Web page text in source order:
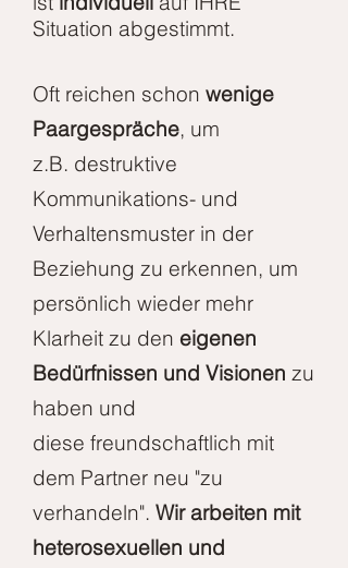
Situation abgestimmt.
Oft reichen schon wenige
Paargespräche, um
z.B. destruktive
Kommunikations- und
Verhaltensmuster in der
Beziehung zu erkennen, um
persönlich wieder mehr
Klarheit zu den eigenen
Bedürfnissen und Visionen zu
haben und
diese freundschaftlich mit
dem Partner neu "zu
verhandeln". Wir arbeiten mit
heterosexuellen und